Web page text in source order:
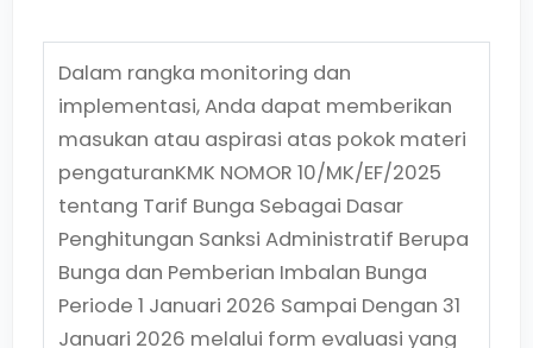
Dalam rangka monitoring dan
implementasi, Anda dapat memberikan
masukan atau aspirasi atas pokok materi
pengaturanKMK NOMOR 10/MK/EF/2025
tentang Tarif Bunga Sebagai Dasar
Penghitungan Sanksi Administratif Berupa
Bunga dan Pemberian Imbalan Bunga
Periode 1 Januari 2026 Sampai Dengan 31
Januari 2026 melalui form evaluasi yang